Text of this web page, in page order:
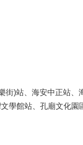
街)站、海安中正站、
學館站、孔廟文化園